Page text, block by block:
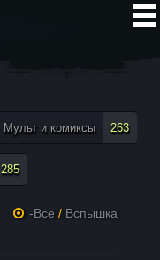
Мульт и комиксы 263
285
-Все / Вспышка